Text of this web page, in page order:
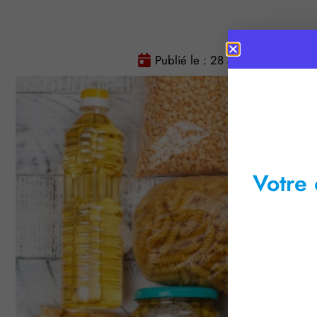
Publié le : 28 août 2025
Votre